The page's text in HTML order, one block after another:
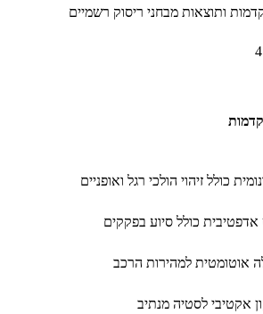
ותוצאות מבחני ריסוק רשמיים
4